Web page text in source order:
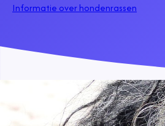
Informatie over hondenrassen